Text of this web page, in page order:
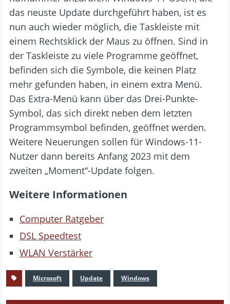
das neuste Update durchgeführt haben, ist es
nun auch wieder möglich, die Taskleiste mit
einem Rechtsklick der Maus zu öffnen. Sind in
der Taskleiste zu viele Programme geöffnet,
befinden sich die Symbole, die keinen Platz
mehr gefunden haben, in einem extra Menü.
Das Extra-Menü kann über das Drei-Punkte-
Symbol, das sich direkt neben dem letzten
Programmsymbol befinden, geöffnet werden.
Weitere Neuerungen sollen für Windows-11-
Nutzer dann bereits Anfang 2023 mit dem
zweiten „Moment“-Update folgen.
Weitere Informationen
Computer Ratgeber
DSL Speedtest
WLAN Verstärker
Microsoft Update Windows